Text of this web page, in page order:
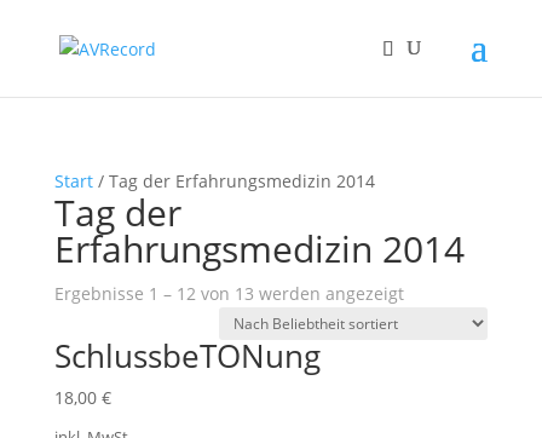
Start/ Tag der Erfahrungsmedizin 2014
Tag der
Erfahrungsmedizin 2014
Ergebnisse 1 – 12 von 13 werden angezeigtNach
Beliebtheit
SchlussbeTONung
18,00 €